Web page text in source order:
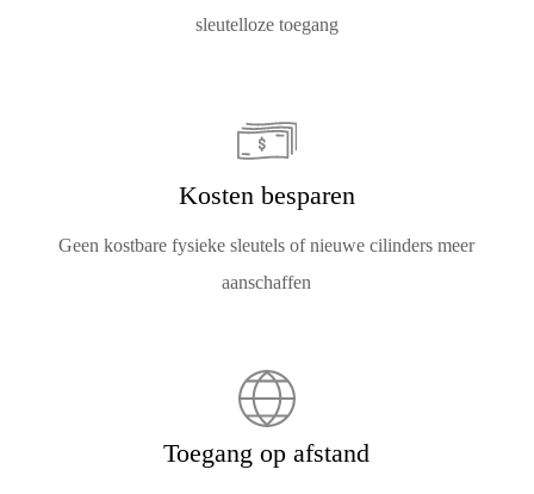
sleutelloze toegang
Kosten besparen
Geen kostbare fysieke sleutels of nieuwe cilinders meer
aanschaffen
Toegang op afstand